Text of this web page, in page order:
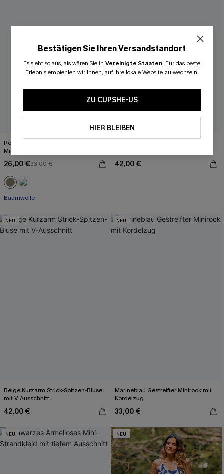
Reine Baumwolle Rückenfreies
Minikleid mit V-Ausschnitt
26,00 €33,00 €
Baumwolle
42,00 €
NEU
Beige Kurzarm Strick-Spitzen-Bluse
mit V-Ausschnitt
42,00 €
NEU
Marineblau Gestreifter Minirock mit
Kordelzug
33,00 €
NEU NEU
Bestätigen Sie Ihren Versandstandort
Es sieht so aus, als wären Sie in Vereinigte Staaten. Für das beste
Erlebnis empfehlen wir Ihnen, auf Ihre lokale Website zu wechseln.
ZU CUPSHE-US
HIER BLEIBEN